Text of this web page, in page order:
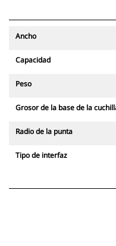
Ancho
Capacidad
Peso
Grosor de la base de la
Radio de la punta
Tipo de interfaz